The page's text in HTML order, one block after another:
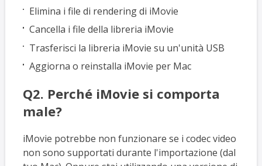
Elimina i file di rendering di iMovie
Cancella i file della libreria iMovie
Trasferisci la libreria iMovie su un'unità USB
Aggiorna o reinstalla iMovie per Mac
Q2. Perché iMovie si comporta
male?
iMovie potrebbe non funzionare se i codec video
non sono supportati durante l'importazione (dal